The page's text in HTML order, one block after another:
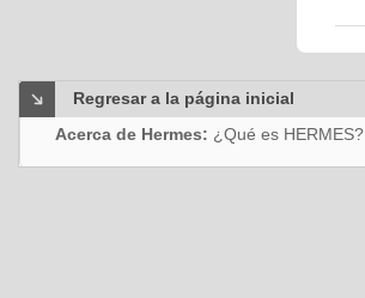
Regresar a la página inicial
Acerca de Hermes: ¿Qué es HERMES?